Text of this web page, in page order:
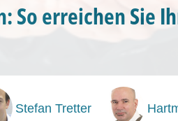
So erreichen Sie
Stefan Tretter